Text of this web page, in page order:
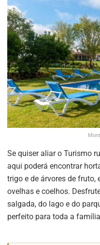
Se quiser aliar o Turismo
aqui poderá encontrar
trigo e de árvores de fruto,
ovelhas e coelhos.
salgada, do lago e do
perfeito para toda a